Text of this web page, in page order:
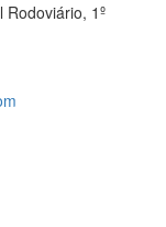
Rodoviário, 1º